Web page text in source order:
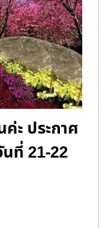
ะ ประกาศ
ที่ 21-22